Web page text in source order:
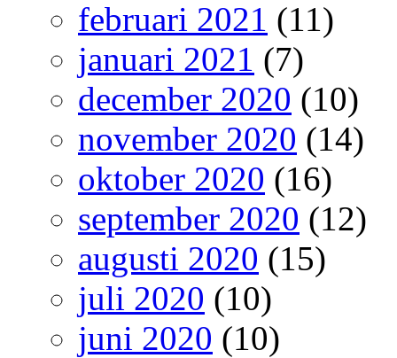
februari 2021 (11)
januari 2021 (7)
december 2020 (10)
november 2020 (14)
oktober 2020 (16)
september 2020 (12)
augusti 2020 (15)
juli 2020 (10)
juni 2020 (10)